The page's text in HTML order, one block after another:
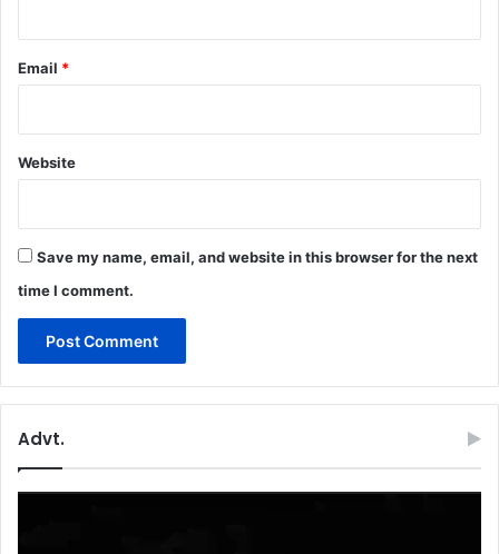
Email *
Website
Save my name, email, and website in this browser for the next
time I comment.
Advt.